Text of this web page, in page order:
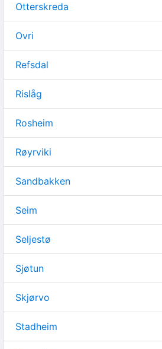
Otterskreda
Ovri
Refsdal
Rislåg
Rosheim
Røyrviki
Sandbakken
Seim
Seljestø
Sjøtun
Skjørvo
Stadheim